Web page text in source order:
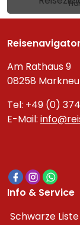
Reisenavigator
Am Rathaus 9
08258
Tel: +49 (0)
E-Mail:
Info & Service
Schwarze Liste